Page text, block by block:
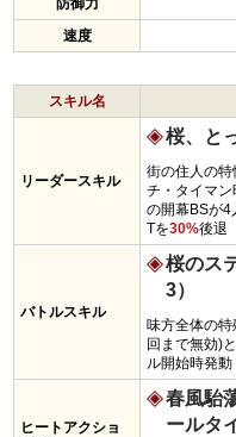
防御力
速度
スキル名
リーダースキル
桜、と
街の住人の
チ・タイマ
の開幕BSが4
Tを30%後退
バトルスキル
桜のス
3）
味方全体の
回まで無効)
ル開始時発動
ヒートアクショ
春風駘
ールタ